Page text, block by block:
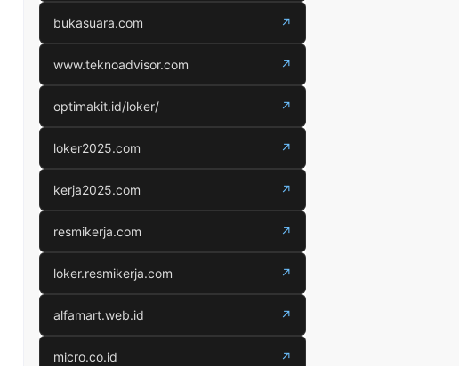
bukasuara.com ↗
www.teknoadvisor.com ↗
optimakit.id/loker/ ↗
loker2025.com ↗
kerja2025.com ↗
resmikerja.com ↗
loker.resmikerja.com ↗
alfamart.web.id ↗
micro.co.id ↗